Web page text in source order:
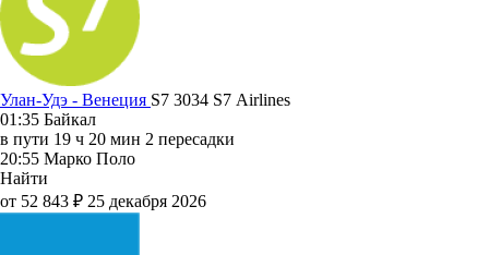
Улан-Удэ - Венеция S7 3034 S7 Airlines
01:35 Байкал
в пути 19 ч 20 мин 2 пересадки
20:55 Марко Поло
Найти
от 52 843 ₽ 25 декабря 2026